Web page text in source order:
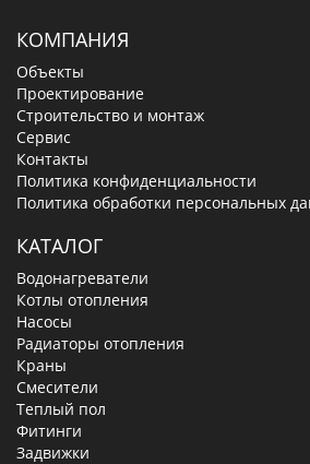
КОМПАНИЯ
Объекты
Проектирование
Строительство и монтаж
Сервис
Контакты
Политика конфиденциальности
Политика обработки персональных
КАТАЛОГ
Водонагреватели
Котлы отопления
Насосы
Радиаторы отопления
Краны
Смесители
Теплый пол
Фитинги
Задвижки